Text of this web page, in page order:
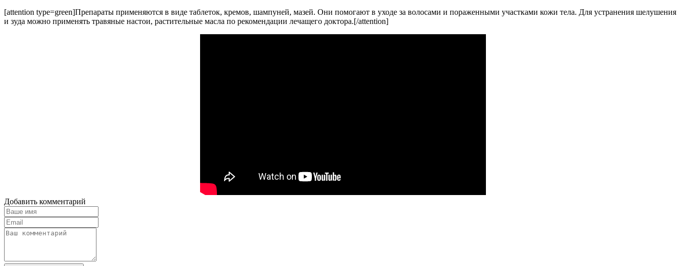
[attention type=green]Препараты применяются в виде таблеток, кремов, шампуней, мазей. Они помогают в уходе за волосами и пораженными участками кожи тела. Для устранения шелушения
и зуда можно применять травяные настои, растительные масла по рекомендации лечащего доктора.[/attention]
Добавить комментарий